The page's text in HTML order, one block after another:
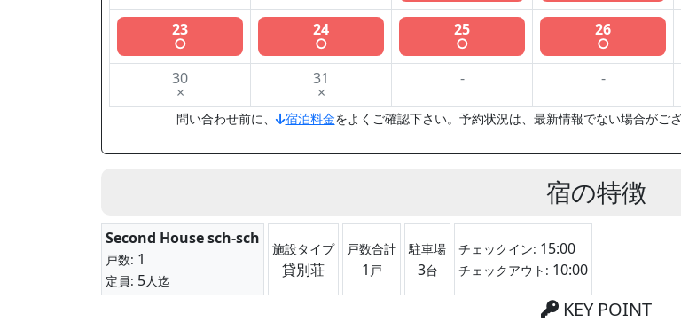
23
○
24
○
25
○
26
○
30
×
31
×
- -
問い合わせ前に、 宿泊料金をよくご確認下さい。予約状況は、最新情報でない場合が
宿の特徴
Second House sch-sch
戸数: 1
定員: 5人迄
施設タイプ
貸別荘
戸数合計
1 戸
駐車場
3台
チェックイン: 15:00
チェックアウト: 10:00
KEY POINT